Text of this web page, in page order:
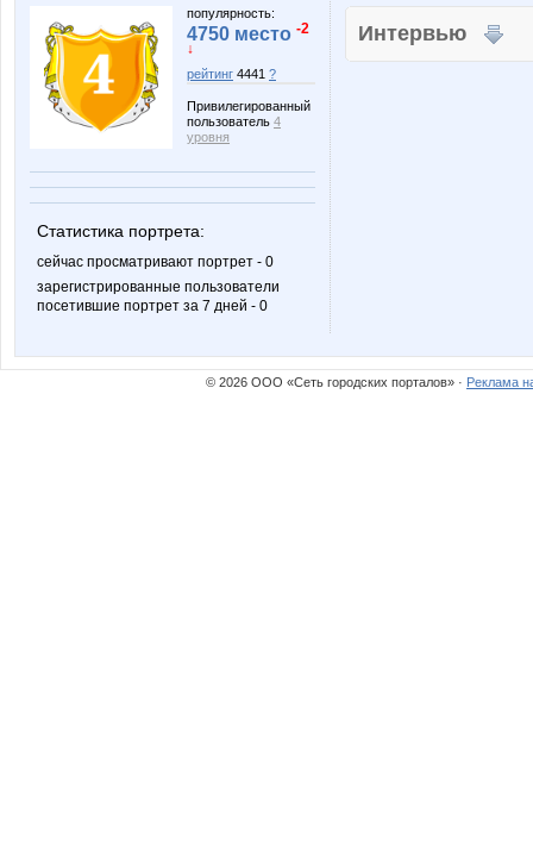
популярность:
4750 место -2
↓
рейтинг 4441 ?
Привилегированный
пользователь 4
уровня
Статистика портрета:
сейчас просматривают портрет - 0
зарегистрированные пользователи
посетившие портрет за 7 дней - 0
Интервью
© 2026 ООО «Сеть городских порталов» · Реклама